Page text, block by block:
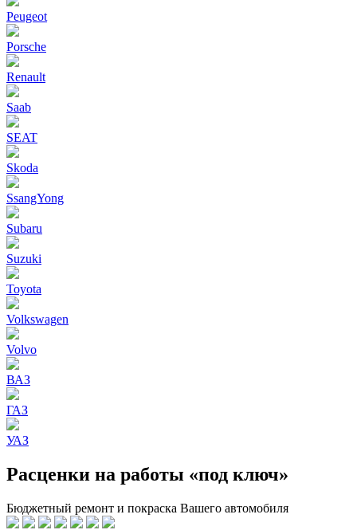
Peugeot
Porsche
Renault
Saab
SEAT
Skoda
SsangYong
Subaru
Suzuki
Toyota
Volkswagen
Volvo
ВАЗ
ГАЗ
УАЗ
Расценки на работы «под ключ»
Бюджетный ремонт и покраска Вашего автомобиля